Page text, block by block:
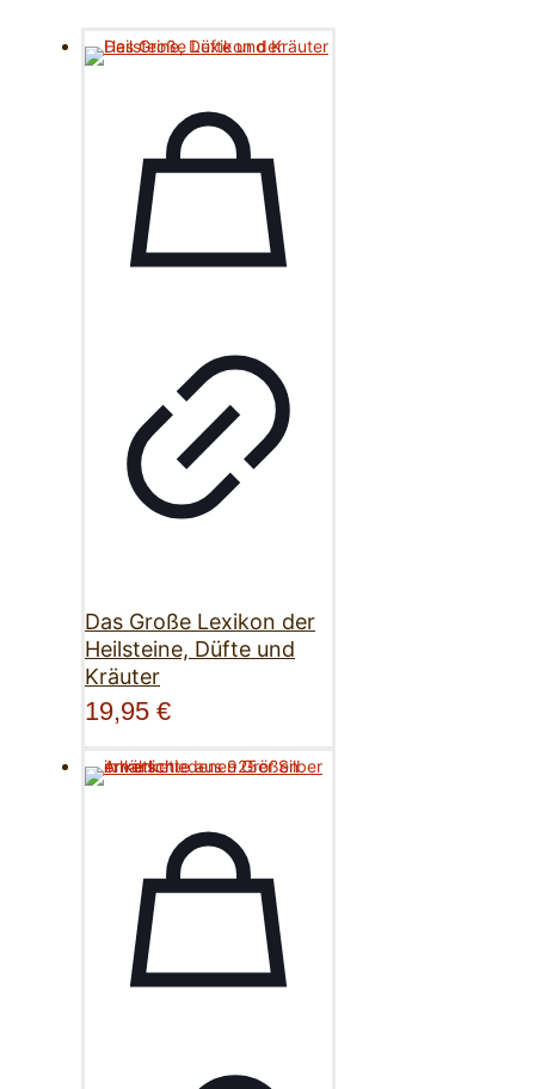
Das Große Lexikon der
Heilsteine, Düfte und
Kräuter
19,95 €